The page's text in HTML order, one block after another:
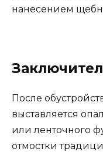
нанесением
После
выставляется
или ленточного
отмостки